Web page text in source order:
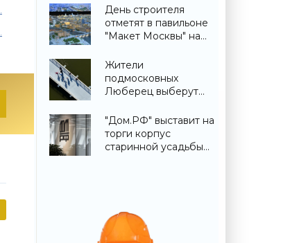
«Строительство»
День строителя
отметят в павильоне
"Макет Москвы" на
«Строительство»
Жители
подмосковных
Люберец выберут
мосту через реку
Македонку -
«Строительство»
"Дом.РФ" выставит на
торги корпус
старинной усадьбы